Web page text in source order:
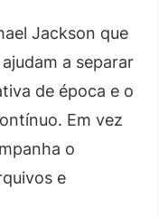
Jackson que
a separar
de época e o
Em vez
o
e